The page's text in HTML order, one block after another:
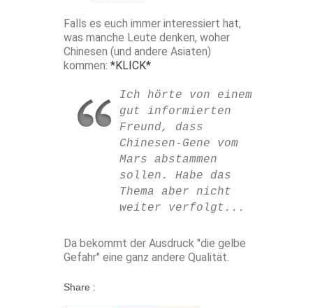
Falls es euch immer interessiert hat,
was manche Leute denken, woher
Chinesen (und andere Asiaten)
kommen: *KLICK*
Ich hörte von einem
gut informierten
Freund, dass
Chinesen-Gene vom
Mars abstammen
sollen. Habe das
Thema aber nicht
weiter verfolgt...
Da bekommt der Ausdruck "die gelbe
Gefahr" eine ganz andere Qualität.
Share :